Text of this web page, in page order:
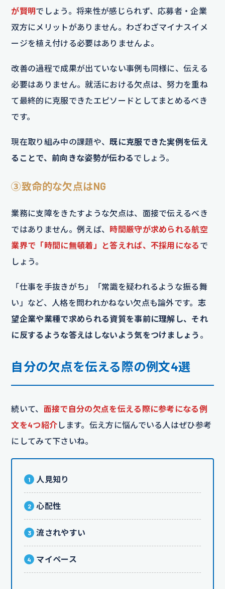
が賢明でしょう。将来性が感じられず、応募者・企業
双方にメリットがありません。わざわざマイナスイメ
ージを植え付ける必要はありませんよ。
改善の過程で成果が出ていない事例も同様に、伝える
必要はありません。就活における欠点は、努力を重ね
て最終的に克服できたエピソードとしてまとめるべき
です。
現在取り組み中の課題や、既に克服できた実例を伝え
ることで、前向きな姿勢が伝わるでしょう。
③致命的な欠点はNG
業務に支障をきたすような欠点は、面接で伝えるべき
ではありません。例えば、 時間厳守が求められる航空
業界で「時間に無頓着」と答えれば、不採用になる で
しょう。
「仕事を手抜きがち」「常識を疑われるような振る舞
い」など、人格を問われかねない欠点も論外です。 志
望企業や業種で求められる資質を事前に理解し、それ
に反するような答えはしないよう気をつけましょう 。
自分の欠点を伝える際の例文4選
続いて、 面接で自分の欠点を伝える際に参考になる例
文を4つ紹介 します。伝え方に悩んでいる人はぜひ参考
にしてみて下さいね。
人見知り
心配性
流されやすい
マイペース